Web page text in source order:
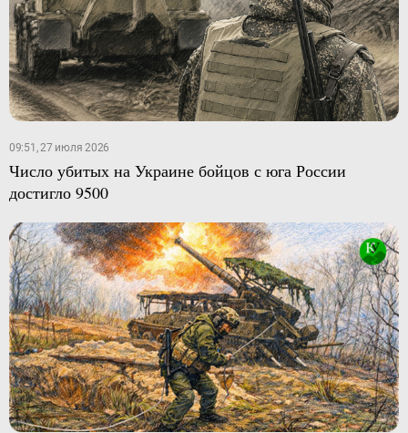
09:51, 27 июля 2026
Число убитых на Украине бойцов с юга России
достигло 9500